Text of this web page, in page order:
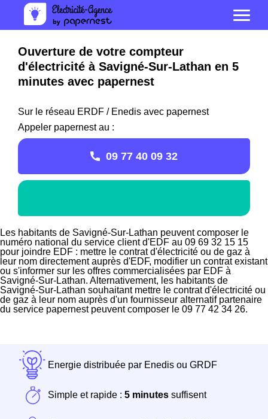
Ouverture de votre compteur
d'électricité à Savigné-Sur-Lathan en 5
minutes avec papernest
Sur le réseau ERDF / Enedis avec papernest
Appeler papernest au :
09 77 40 09 32
Les habitants de Savigné-Sur-Lathan peuvent composer le
numéro national du service client d'EDF au 09 69 32 15 15
pour joindre EDF : mettre le contrat d'électricité ou de gaz à
leur nom directement auprès d'EDF, modifier un contrat existant
ou s'informer sur les offres commercialisées par EDF à
Savigné-Sur-Lathan. Alternativement, les habitants de
Savigné-Sur-Lathan souhaitant mettre le contrat d'électricité ou
de gaz à leur nom auprès d'un fournisseur alternatif partenaire
du service papernest peuvent composer le 09 77 42 34 26.
Energie distribuée par Enedis ou GRDF
Simple et rapide : 5 minutes suffisent